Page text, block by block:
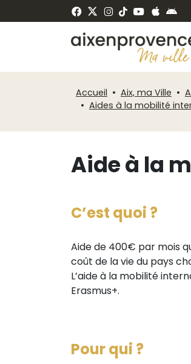
Accueil Aix, ma Ville
Aides à la mobilité
Aide à la
C’est quoi ?
Aide de 400€ par mois
coût de la vie du pays
L’aide à la mobilité
Erasmus+.
Pour qui ?
de
Panneau de gestion des cookies